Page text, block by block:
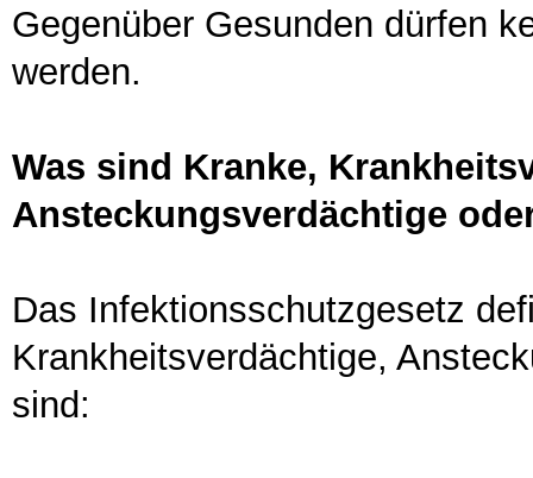
Gegenüber Gesunden dürfen
werden.
Was sind Kranke,
Ansteckungsverdächtige
Das Infektionsschutzgesetz
Krankheitsverdächtige,
sind: